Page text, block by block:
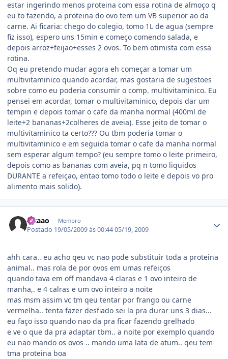
estar ingerindo menos proteina com essa rotina de almoço q
eu to fazendo, a proteina do ovo tem um VB superior ao da
carne. Ai ficaria: chego do colegio, tomo 1L de agua (sempre
fiz isso), espero uns 15min e começo comendo salada, e
depois arroz+feijao+esses 2 ovos. To bem otimista com essa
rotina.
Oq eu pretendo mudar agora eh começar a tomar um
multivitaminico quando acordar, mas gostaria de sugestoes
sobre como eu poderia consumir o comp. multivitaminico. Eu
pensei em acordar, tomar o multivitaminico, depois dar um
tempin e depois tomar o cafe da manha normal (400ml de
leite+2 bananas+2colheres de aveia). Esse jeito de tomar o
multivitaminico ta certo??? Ou tbm poderia tomar o
multivitaminico e em seguida tomar o cafe da manha normal
sem esperar algum tempo? (eu sempre tomo o leite primeiro,
depois como as bananas com aveia, pq n tomo liquidos
DURANTE a refeiçao, entao tomo todo o leite e depois vo pro
alimento mais solido).
Vitaao Membro
Postado 19/05/2009 às 00:4405/19, 2009
ahh cara.. eu acho qeu vc nao pode substituir toda a proteina
animal.. mas rola de por ovos em umas refeiços
quando tava em off mandava 4 claras e 1 ovo inteiro de
manha,. e 4 calras e um ovo inteiro a noite
mas msm assim vc tm qeu tentar por frango ou carne
vermelha.. tenta fazer desfiado sei la pra durar uns 3 dias...
eu faço isso quando nao da pra ficar fazendo grelhado
e ve o que da pra adaptar tbm.. a noite por exemplo quando
eu nao mando os ovos .. mando uma lata de atum.. qeu tem
tma proteina boa